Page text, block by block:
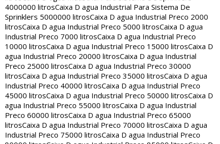
4000000 litrosCaixa D agua Industrial Para Sistema De
Sprinklers 5000000 litrosCaixa D agua Industrial Preco 2000
litrosCaixa D agua Industrial Preco 5000 litrosCaixa D agua
Industrial Preco 7000 litrosCaixa D agua Industrial Preco
10000 litrosCaixa D agua Industrial Preco 15000 litrosCaixa D
agua Industrial Preco 20000 litrosCaixa D agua Industrial
Preco 25000 litrosCaixa D agua Industrial Preco 30000
litrosCaixa D agua Industrial Preco 35000 litrosCaixa D agua
Industrial Preco 40000 litrosCaixa D agua Industrial Preco
45000 litrosCaixa D agua Industrial Preco 50000 litrosCaixa D
agua Industrial Preco 55000 litrosCaixa D agua Industrial
Preco 60000 litrosCaixa D agua Industrial Preco 65000
litrosCaixa D agua Industrial Preco 70000 litrosCaixa D agua
Industrial Preco 75000 litrosCaixa D agua Industrial Preco